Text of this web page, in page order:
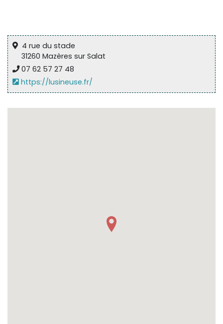
4 rue du stade
31260 Mazères sur Salat
07 62 57 27 48
https://lusineuse.fr/